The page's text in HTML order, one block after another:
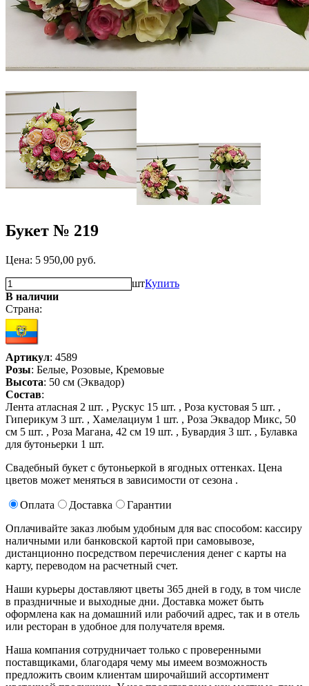
Букет № 219
Цена: 5 950,00 руб.
штКупить
В наличии
Страна:
Артикул: 4589
Розы: Белые, Розовые, Кремовые
Высота: 50 см (Эквадор)
Состав:
Лента атласная 2 шт. , Рускус 15 шт. , Роза кустовая 5 шт. ,
Гиперикум 3 шт. , Хамелациум 1 шт. , Роза Эквадор Микс, 50
см 5 шт. , Роза Магана, 42 см 19 шт. , Бувардия 3 шт. , Булавка
для бутоньерки 1 шт.
Свадебный букет с бутоньеркой в ягодных оттенках. Цена
цветов может меняться в зависимости от сезона .
Оплата Доставка
Гарантии
Оплачивайте заказ любым удобным для вас способом: кассиру
наличными или банковской картой при самовывозе,
дистанционно посредством перечисления денег с карты на
карту, переводом на расчетный счет.
Наши курьеры доставляют цветы 365 дней в году, в том числе
в праздничные и выходные дни. Доставка может быть
оформлена как на домашний или рабочий адрес, так и в отель
или ресторан в удобное для получателя время.
Наша компания сотрудничает только с проверенными
поставщиками, благодаря чему мы имеем возможность
предложить своим клиентам широчайший ассортимент